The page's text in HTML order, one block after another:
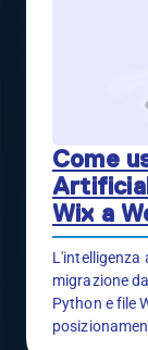
Come
Wix a
L'intelligenza
migrazione
Python e file